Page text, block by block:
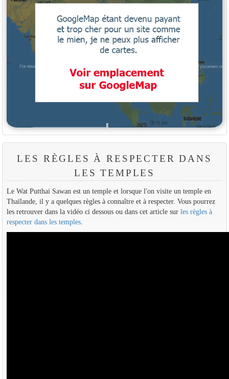
LES RÈGLES À RESPECTER DANS
LES TEMPLES
Le Wat Putthai Sawan est un temple et lorsque l'on visite un temple en
Thaïlande, il y a quelques règles à connaître et à respecter. Vous pourrez
les retrouver dans la vidéo ci dessous ou dans cet article sur les règles à
respecter dans les temples.